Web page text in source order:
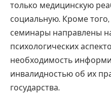
только медицинскую
социальную. Кроме
семинары направлены
психологических
необходимость
инвалидностью об их
государства.